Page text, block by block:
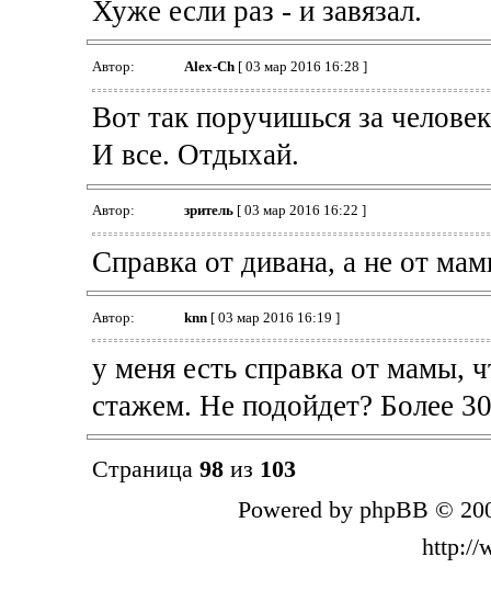
Хуже если раз - и завязал.
Автор: Alex-Ch[ 03 мар 2016 16:28 ]
Вот так поручишься за
И все. Отдыхай.
Автор: зpитель[ 03 мар 2016 16:22 ]
Справка от дивана, а не от
Автор: knn[ 03 мар 2016 16:19 ]
у меня есть справка от мамы,
стажем. Не подойдет? Более
Страница 98из 103
Powered by phpBB ©
http://